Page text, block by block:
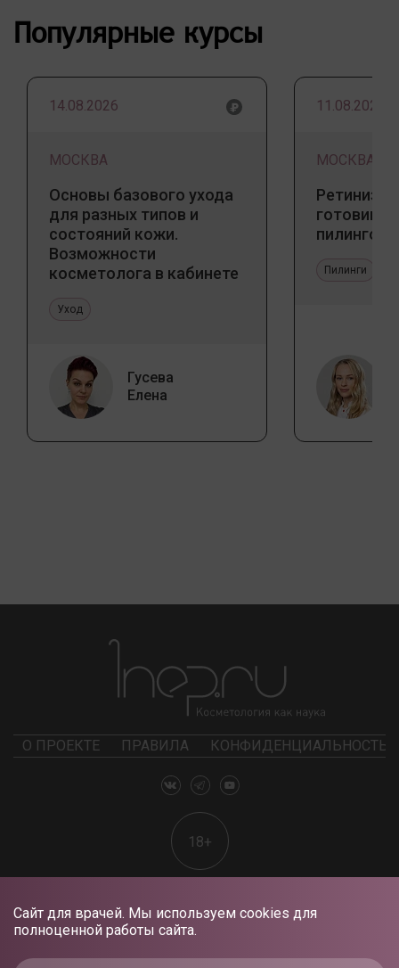
Сайт для врачей. Мы используем cookies для
полноценной работы сайта.
Популярные курсы
14.08.2026
МОСКВА
Основы базового ухода
для разных типов и
состояний кожи.
Возможности
косметолога в кабинете
Уход
Гусева
Елена
11.08.2026
МОСКВА
готовим
пилингов
Пилинги
О ПРОЕКТЕ ПРАВИЛА КОНФИДЕНЦИАЛЬНОСТЬ
18+